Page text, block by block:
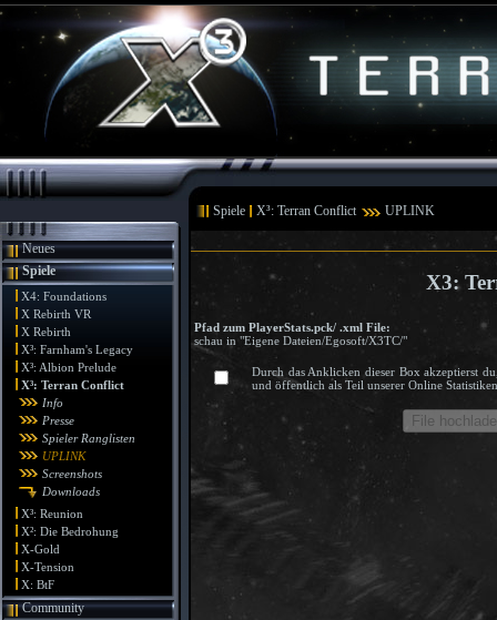
Spiele X³: Terran Conflict UPLINK
Neues
Spiele
X4: Foundations
X Rebirth VR
X Rebirth
X³: Farnham's Legacy
X³: Albion Prelude
X³: Terran Conflict
Info
Presse
Spieler Ranglisten
UPLINK
Screenshots
Downloads
X³: Reunion
X²: Die Bedrohung
X-Gold
X-Tension
X: BtF
Community
X3:
Pfad zum PlayerStats.pck/ .xml File:
schau in "Eigene Dateien/Egosoft/X3TC/"
Durch das Anklicken dieser Box akzeptierst
und öffentlich als Teil unserer Online